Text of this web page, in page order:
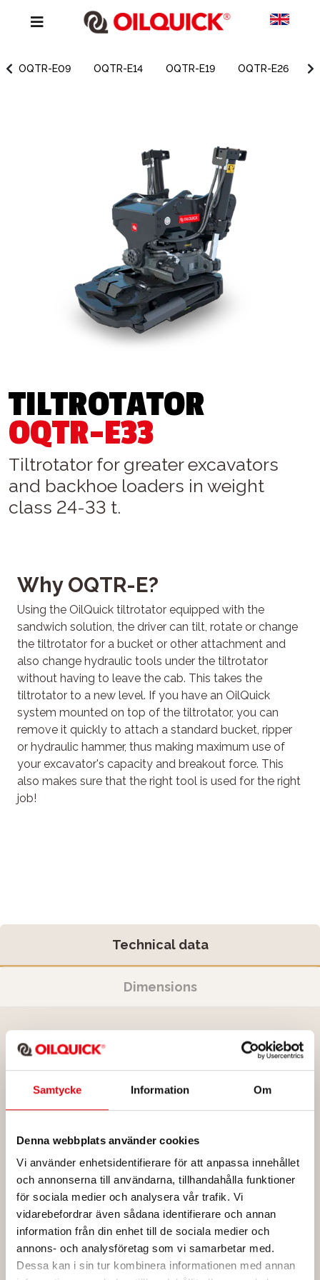
Samtycke Information Om
Denna webbplats använder cookies
Vi använder enhetsidentifierare för att anpassa innehållet
och annonserna till användarna, tillhandahålla funktioner
för sociala medier och analysera vår trafik. Vi
vidarebefordrar även sådana identifierare och annan
information från din enhet till de sociala medier och
annons- och analysföretag som vi samarbetar med.
Dessa kan i sin tur kombinera informationen med annan
OQTR-E09 OQTR-E14 OQTR-E19 OQTR-E26
TILTROTATOR
OQTR-E33
Tiltrotator for greater excavators
and backhoe loaders in weight
class 24-33 t.
Why OQTR-E?
Using the OilQuick tiltrotator equipped with the
sandwich solution, the driver can tilt, rotate or change
the tiltrotator for a bucket or other attachment and
also change hydraulic tools under the tiltrotator
without having to leave the cab. This takes the
tiltrotator to a new level. If you have an OilQuick
system mounted on top of the tiltrotator, you can
remove it quickly to attach a standard bucket, ripper
or hydraulic hammer, thus making maximum use of
your excavator's capacity and breakout force. This
also makes sure that the right tool is used for the right
job!
Technical data
Dimensions
1200 kg
Max. breaking torque 340 kNm
Max. bucket width 2200 mm
Max. hydraulic pressure 25 MPa